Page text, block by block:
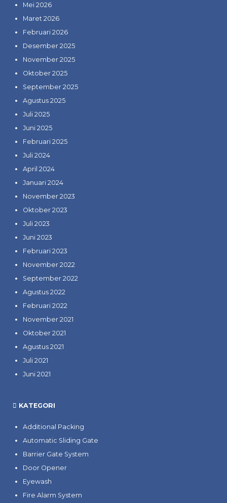
Mei 2026
Maret 2026
Februari 2026
Desember 2025
November 2025
Oktober 2025
September 2025
Agustus 2025
Juli 2025
Juni 2025
Februari 2025
Juli 2024
April 2024
Januari 2024
November 2023
Oktober 2023
Juli 2023
Juni 2023
Februari 2023
November 2022
September 2022
Agustus 2022
Februari 2022
November 2021
Oktober 2021
Agustus 2021
Juli 2021
Juni 2021
KATEGORI
Additional Packing
Automatic Sliding Gate
Barrier Gate System
Door Opener
Eyewash
Fire Alarm System